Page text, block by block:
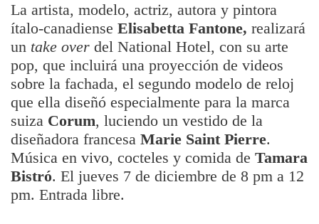
La artista, modelo, actriz, autora y pintora
ítalo-canadiense Elisabetta Fantone, realizará
un take over del National Hotel, con su arte
pop, que incluirá una proyección de videos
sobre la fachada, el segundo modelo de reloj
que ella diseñó especialmente para la marca
suiza Corum, luciendo un vestido de la
diseñadora francesa Marie Saint Pierre.
Música en vivo, cocteles y comida de Tamara
Bistró. El jueves 7 de diciembre de 8 pm a 12
pm. Entrada libre.